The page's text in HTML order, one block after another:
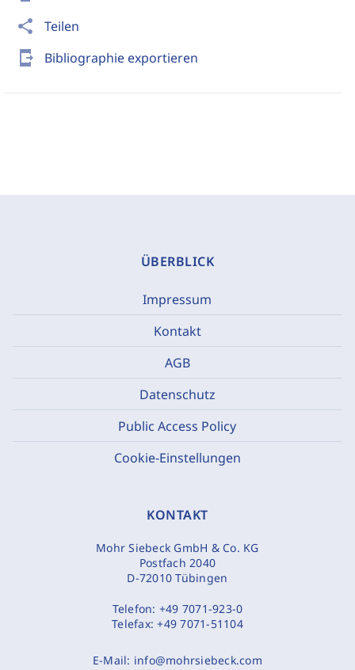
share Teilen
send_to_mobile Bibliographie exportieren
ÜBERBLICK
Impressum
Kontakt
AGB
Datenschutz
Public Access Policy
Cookie-Einstellungen
KONTAKT
Mohr Siebeck GmbH & Co. KG
Postfach 2040
D-72010 Tübingen
Telefon: +49 7071-923-0
Telefax:+49 7071-51104
E-Mail: info@mohrsiebeck.com